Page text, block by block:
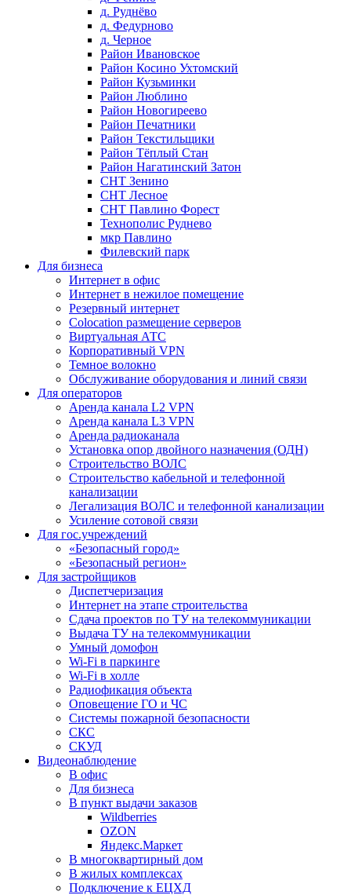
д. Руднёво
д. Федурново
д. Черное
Район Ивановское
Район Косино Ухтомский
Район Кузьминки
Район Люблино
Район Новогиреево
Район Печатники
Район Текстильщики
Район Тёплый Стан
Район Нагатинский Затон
СНТ Зенино
СНТ Лесное
СНТ Павлино Форест
Технополис Руднево
мкр Павлино
Филевский парк
Для бизнеса
Интернет в офис
Интернет в нежилое помещение
Резервный интернет
Colocation размещение серверов
Виртуальная АТС
Корпоративный VPN
Темное волокно
Обслуживание оборудования и линий связи
Для операторов
Аренда канала L2 VPN
Аренда канала L3 VPN
Аренда радиоканала
Установка опор двойного назначения (ОДН)
Строительство ВОЛС
Строительство кабельной и телефонной
канализации
Легализация ВОЛС и телефонной канализации
Усиление сотовой связи
Для гос.учреждений
«Безопасный город»
«Безопасный регион»
Для застройщиков
Диспетчеризация
Интернет на этапе строительства
Сдача проектов по ТУ на телекоммуникации
Выдача ТУ на телекоммуникации
Умный домофон
Wi-Fi в паркинге
Wi-Fi в холле
Радиофикация объекта
Оповещение ГО и ЧС
Системы пожарной безопасности
СКС
СКУД
Видеонаблюдение
В офис
Для бизнеса
В пункт выдачи заказов
Wildberries
OZON
Яндекс.Маркет
В многоквартирный дом
В жилых комплексах
Подключение к ЕЦХД